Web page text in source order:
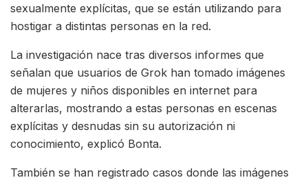
sexualmente explícitas, que se están utilizando para
hostigar a distintas personas en la red.
La investigación nace tras diversos informes que
señalan que usuarios de Grok han tomado imágenes
de mujeres y niños disponibles en internet para
alterarlas, mostrando a estas personas en escenas
explícitas y desnudas sin su autorización ni
conocimiento, explicó Bonta.
También se han registrado casos donde las imágenes